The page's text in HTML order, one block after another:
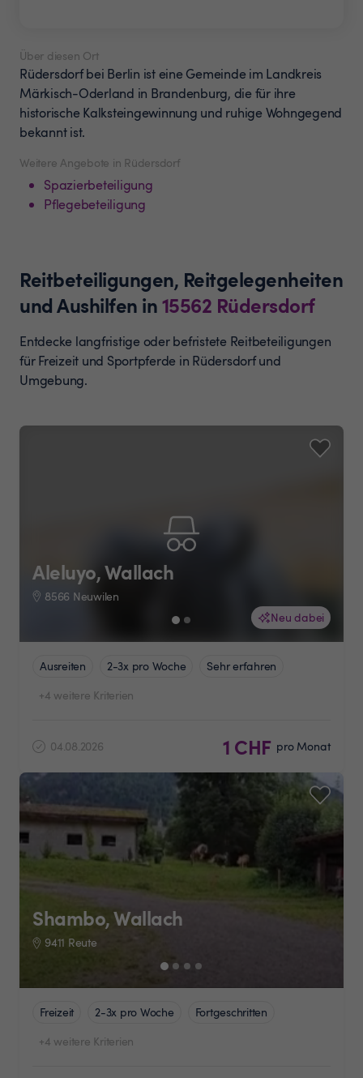
Weitere Angebote in Rüdersdorf
Spazierbeteiligung
Pflegebeteiligung
Über diesen Ort
Rüdersdorf bei Berlin ist eine Gemeinde im Landkreis
Märkisch-Oderland in Brandenburg, die für ihre
historische Kalksteingewinnung und ruhige Wohngegend
bekannt ist.
Reitbeteiligungen, Reitgelegenheiten
und Aushilfen in15562 Rüdersdorf
Entdecke langfristige oder befristete Reitbeteiligungen
für Freizeit und Sportpferde in Rüdersdorf und
Umgebung.
Neu dabei
Aleluyo, Wallach
8566 Neuwilen
Ausreiten 2-3x pro Woche
Sehr erfahren
+4 weitere Kriterien
04.08.2026 1 CHF pro Monat
Shambo, Wallach
9411 Reute
Freizeit 2-3x pro Woche
Fortgeschritten
+4 weitere Kriterien